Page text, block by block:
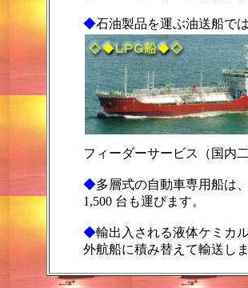
◆石油製品を運ぶ油送船で
フィーダーサービス（国内
◆多層式の自動車専用船は
1,500 台も運びます。
◆輸出入される液体ケミカ
外航船に積み替えて輸送しま